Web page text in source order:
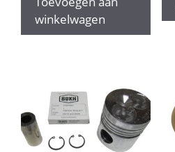
winkelwagen